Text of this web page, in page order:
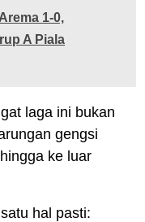
1-0,
A Piala
laga ini bukan
gengsi
ke luar
hal pasti: